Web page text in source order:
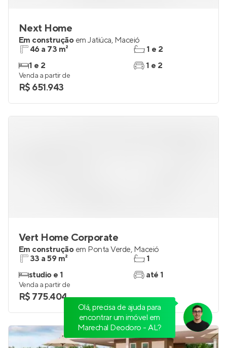
Next Home
Em construção em Jatiúca, Maceió
46 a 73 m²
1 e 2
1 e 2
1 e 2
Venda a partir de
R$ 651.943
Vert Home Corporate
Em construção em Ponta Verde, Maceió
33 a 59 m²
studio e 1
1
até 1
Venda a partir de
R$ 775.404
Olá, precisa de ajuda para
encontrar um imóvel em
Marechal Deodoro - AL?